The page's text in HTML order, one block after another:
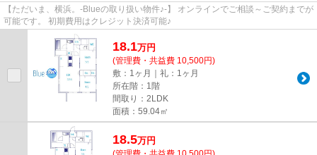
【ただいま、横浜。-Blueの取り扱い物件♪-】 オンラインでご相談～ご契約までが
可能です。 初期費用はクレジット決済可能♪
18.1万円
(管理費・共益費 10,500円)
敷：1ヶ月｜礼：1ヶ月
所在階：1階
間取り：2LDK
面積：59.04㎡
18.5万円